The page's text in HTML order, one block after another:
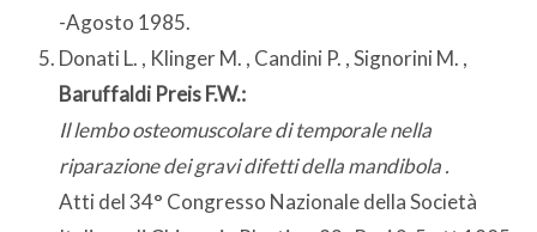
-Agosto 1985.
Donati L. , Klinger M. , Candini P. , Signorini M. ,
Baruffaldi Preis F.W.:
Il lembo osteomuscolare di temporale nella
riparazione dei gravi difetti della mandibola .
Atti del 34° Congresso Nazionale della Società